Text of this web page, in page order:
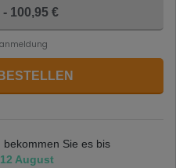
100,95 €
bekommen Sie es bis
August